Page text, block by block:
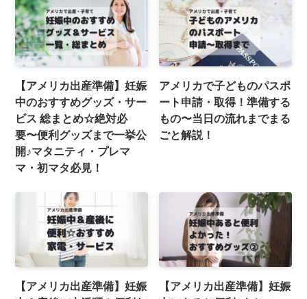
【アメリカ出産準備】妊娠
中のおすすめグッズ・サー
ビス 総まとめ☆絶対必
要〜便利グッズまで一挙公
開♪マタニティ・プレマ
マ・初マタ必見！
アメリカで子どものパスポ
ート申請・取得！準備する
もの〜当日の流れまでまる
ごと解説！
【アメリカ出産準備】妊娠
【アメリカ出産準備】妊娠